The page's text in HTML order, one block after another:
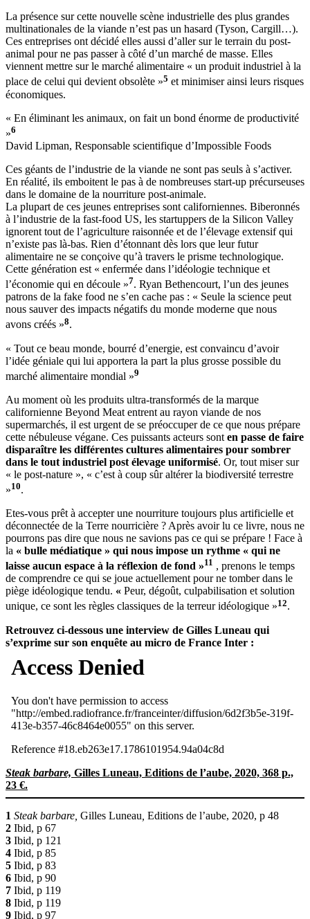
La présence sur cette nouvelle scène industrielle des plus grandes
multinationales de la viande n’est pas un hasard (Tyson, Cargill…).
Ces entreprises ont décidé elles aussi d’aller sur le terrain du post-
animal pour ne pas passer à côté d’un marché de masse. Elles
viennent mettre sur le marché alimentaire « un produit industriel à la
place de celui qui devient obsolète »5 et minimiser ainsi leurs risques
économiques.
« En éliminant les animaux, on fait un bond énorme de productivité
»6
David Lipman, Responsable scientifique d’Impossible Foods
Ces géants de l’industrie de la viande ne sont pas seuls à s’activer.
En réalité, ils emboitent le pas à de nombreuses start-up précurseuses
dans le domaine de la nourriture post-animale.
La plupart de ces jeunes entreprises sont californiennes. Biberonnés
à l’industrie de la fast-food US, les startuppers de la Silicon Valley
ignorent tout de l’agriculture raisonnée et de l’élevage extensif qui
n’existe pas là-bas. Rien d’étonnant dès lors que leur futur
alimentaire ne se conçoive qu’à travers le prisme technologique.
Cette génération est « enfermée dans l’idéologie technique et
l’économie qui en découle »7. Ryan Bethencourt, l’un des jeunes
patrons de la fake food ne s’en cache pas : « Seule la science peut
nous sauver des impacts négatifs du monde moderne que nous
avons créés »8.
« Tout ce beau monde, bourré d’energie, est convaincu d’avoir
l’idée géniale qui lui apportera la part la plus grosse possible du
marché alimentaire mondial »9
Au moment où les produits ultra-transformés de la marque
californienne Beyond Meat entrent au rayon viande de nos
supermarchés, il est urgent de se préoccuper de ce que nous prépare
cette nébuleuse végane. Ces puissants acteurs sont en passe de faire
disparaître les différentes cultures alimentaires pour sombrer
dans le tout industriel post élevage uniformisé. Or, tout miser sur
« le post-nature », « c’est à coup sûr altérer la biodiversité terrestre
»10.
Etes-vous prêt à accepter une nourriture toujours plus artificielle et
déconnectée de la Terre nourricière ? Après avoir lu ce livre, nous ne
pourrons pas dire que nous ne savions pas ce qui se prépare ! Face à
la « bulle médiatique » qui nous impose un rythme « qui ne
laisse aucun espace à la réflexion de fond »11 , prenons le temps
de comprendre ce qui se joue actuellement pour ne tomber dans le
piège idéologique tendu. « Peur, dégoût, culpabilisation et solution
unique, ce sont les règles classiques de la terreur idéologique »12.
Retrouvez ci-dessous une interview de Gilles Luneau qui
s’exprime sur son enquête au micro de France Inter :
Steak barbare, Gilles Luneau, Editions de l’aube, 2020, 368 p.,
23 €.
1 Steak barbare, Gilles Luneau Editions de l’aube, 2020, p 48
2 Ibid, p 67
3 Ibid, p 121
4 Ibid, p 85
5 Ibid, p 83
6 Ibid, p 90
7 Ibid, p 119
8 Ibid, p 119
9 Ibid, p 97